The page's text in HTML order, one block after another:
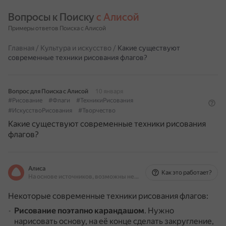
Вопросы к Поиску с Алисой
Примеры ответов Поиска с Алисой
Главная / Культура и искусство / Какие существуют
современные техники рисования флагов?
Вопрос для Поиска с Алисой
10 января
#Рисование
#Флаги
#ТехникиРисования
#ИскусствоРисования
#Творчество
Какие существуют современные техники рисования
флагов?
Алиса
На основе источников, возможны неточности
Как это работает?
Некоторые современные техники рисования флагов:
Рисование поэтапно карандашом. Нужно
нарисовать основу, на её конце сделать закругление,